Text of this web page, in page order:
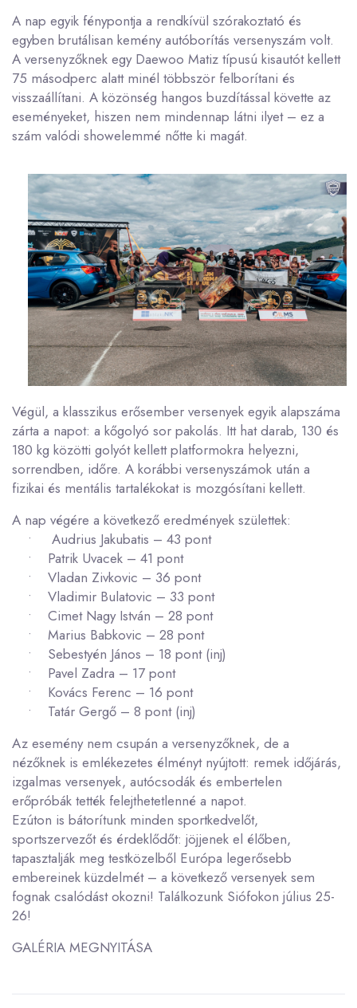
A nap egyik fénypontja a rendkívül szórakoztató és
egyben brutálisan kemény autóborítás versenyszám volt.
A versenyzőknek egy Daewoo Matiz típusú kisautót kellett
75 másodperc alatt minél többször felborítani és
visszaállítani. A közönség hangos buzdítással követte az
eseményeket, hiszen nem mindennap látni ilyet – ez a
szám valódi showelemmé nőtte ki magát.
Végül, a klasszikus erősember versenyek egyik alapszáma
zárta a napot: a kőgolyó sor pakolás. Itt hat darab, 130 és
180 kg közötti golyót kellett platformokra helyezni,
sorrendben, időre. A korábbi versenyszámok után a
fizikai és mentális tartalékokat is mozgósítani kellett.
A nap végére a következő eredmények születtek:
• Audrius Jakubatis – 43 pont
• Patrik Uvacek – 41 pont
• Vladan Zivkovic – 36 pont
• Vladimir Bulatovic – 33 pont
• Cimet Nagy István – 28 pont
• Marius Babkovic – 28 pont
• Sebestyén János – 18 pont (inj)
• Pavel Zadra – 17 pont
• Kovács Ferenc – 16 pont
• Tatár Gergő – 8 pont (inj)
Az esemény nem csupán a versenyzőknek, de a
nézőknek is emlékezetes élményt nyújtott: remek időjárás,
izgalmas versenyek, autócsodák és embertelen
erőpróbák tették felejthetetlenné a napot.
Ezúton is bátorítunk minden sportkedvelőt,
sportszervezőt és érdeklődőt: jöjjenek el élőben,
tapasztalják meg testközelből Európa legerősebb
embereinek küzdelmét – a következő versenyek sem
fognak csalódást okozni! Találkozunk Siófokon július 25-
26!
GALÉRIA MEGNYITÁSA